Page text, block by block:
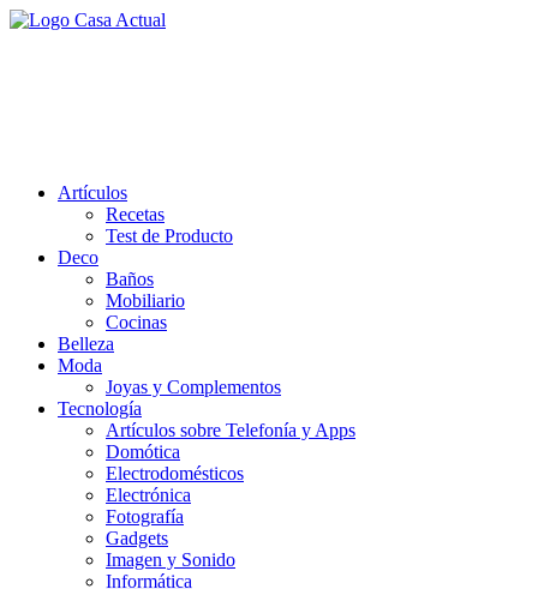
Saltar
Artículos
Recetas
Test de Producto
Deco
Baños
Mobiliario
Cocinas
Belleza
Moda
Joyas y Complementos
Tecnología
Artículos sobre Telefonía y Apps
Domótica
Electrodomésticos
Electrónica
Fotografía
Gadgets
Imagen y Sonido
Informática